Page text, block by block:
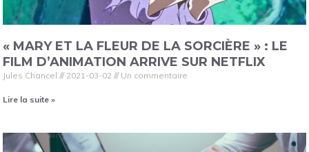
« MARY ET LA FLEUR DE LA SORCIÈRE » : LE
FILM D’ANIMATION ARRIVE SUR NETFLIX
Jules Chancel 2021-03-02 Un commentaire
Lire la suite »